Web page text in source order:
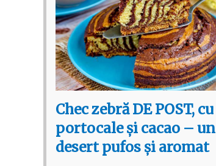
Chec zebră DE POST, cu
portocale și cacao – un
desert pufos și aromat